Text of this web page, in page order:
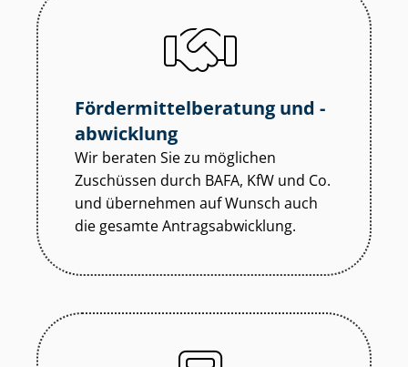
För­der­mit­tel­be­ra­tung und -
abwicklung
Wir beraten Sie zu möglichen
Zuschüssen durch BAFA, KfW und Co.
und übernehmen auf Wunsch auch
die gesamte An­trags­ab­wick­lung.